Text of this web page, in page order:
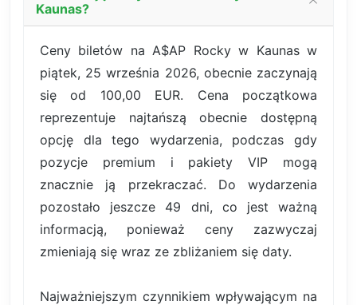
Kaunas?
Ceny biletów na A$AP Rocky w Kaunas w
piątek, 25 września 2026, obecnie zaczynają
się od 100,00 EUR. Cena początkowa
reprezentuje najtańszą obecnie dostępną
opcję dla tego wydarzenia, podczas gdy
pozycje premium i pakiety VIP mogą
znacznie ją przekraczać. Do wydarzenia
pozostało jeszcze 49 dni, co jest ważną
informacją, ponieważ ceny zazwyczaj
zmieniają się wraz ze zbliżaniem się daty.
Najważniejszym czynnikiem wpływającym na